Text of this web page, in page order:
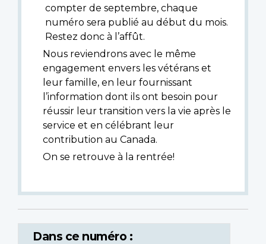
compter de septembre, chaque
numéro sera publié au début du mois.
Restez donc à l’affût.
Nous reviendrons avec le même
engagement envers les vétérans et
leur famille, en leur fournissant
l’information dont ils ont besoin pour
réussir leur transition vers la vie après le
service et en célébrant leur
contribution au Canada.
On se retrouve à la rentrée!
Dans ce numéro :